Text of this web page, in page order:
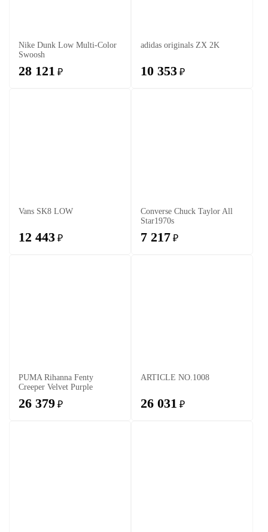
Nike Dunk Low Multi-Color
Swoosh
28 121 ₽
adidas originals ZX 2K
10 353 ₽
Vans SK8 LOW
12 443 ₽
Converse Chuck Taylor All
Star1970s
7 217 ₽
PUMA Rihanna Fenty
Creeper Velvet Purple
26 379 ₽
ARTICLE NO.1008
26 031 ₽